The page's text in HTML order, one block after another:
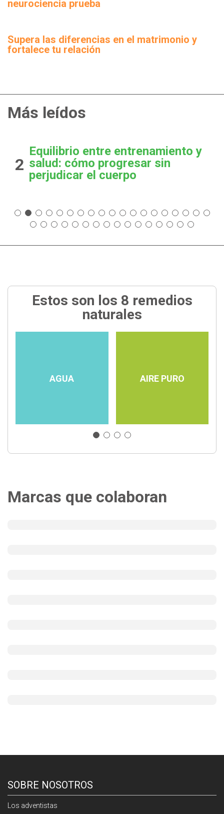
neurociencia prueba
Supera las diferencias en el matrimonio y
fortalece tu relación
Más leídos
2
Equilibrio entre entrenamiento y
salud: cómo progresar sin
perjudicar el cuerpo
Estos son los 8 remedios
naturales
AGUA AIRE PURO
Marcas que colaboran
SOBRE NOSOTROS
Los adventistas